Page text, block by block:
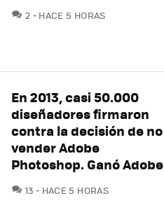
2 COMENTARIOS
HACE 5 HORAS
En 2013, casi 50.000
diseñadores firmaron
contra la decisión de no
vender Adobe
Photoshop. Ganó Adobe
13 COMENTARIOS
HACE 5 HORAS